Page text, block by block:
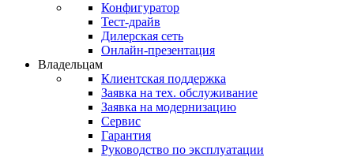
Конфигуратор
Тест-драйв
Дилерская сеть
Онлайн-презентация
Владельцам
Клиентская поддержка
Заявка на тех. обслуживание
Заявка на модернизацию
Сервис
Гарантия
Руководство по эксплуатации